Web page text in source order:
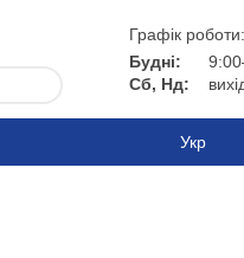
Графік роботи:
Будні:
Сб, Нд:
Укр